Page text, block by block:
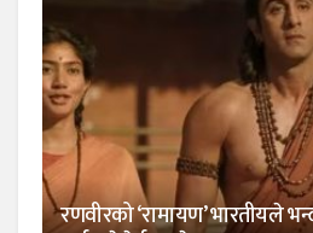
रणवीरको ‘रामायण’ भारतीयले